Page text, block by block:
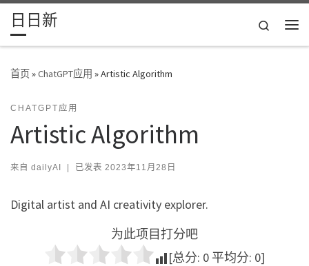
Skip to content
日日新
Search
首页»ChatGPT应用 »Artistic Algorithm
CHATGPT应用
Artistic Algorithm
来自 dailyAI | 已发表 2023年11月28日
Digital artist and AI creativity explorer.
为此项目打分吧
[总分: 0 平均分: 0]